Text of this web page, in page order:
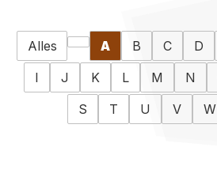
Alles A B C D
I
J K L M N
S
T U V W